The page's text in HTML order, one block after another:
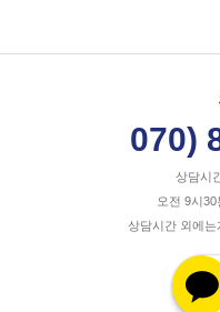
070)
상담시
오전 9시
상담시간 외에